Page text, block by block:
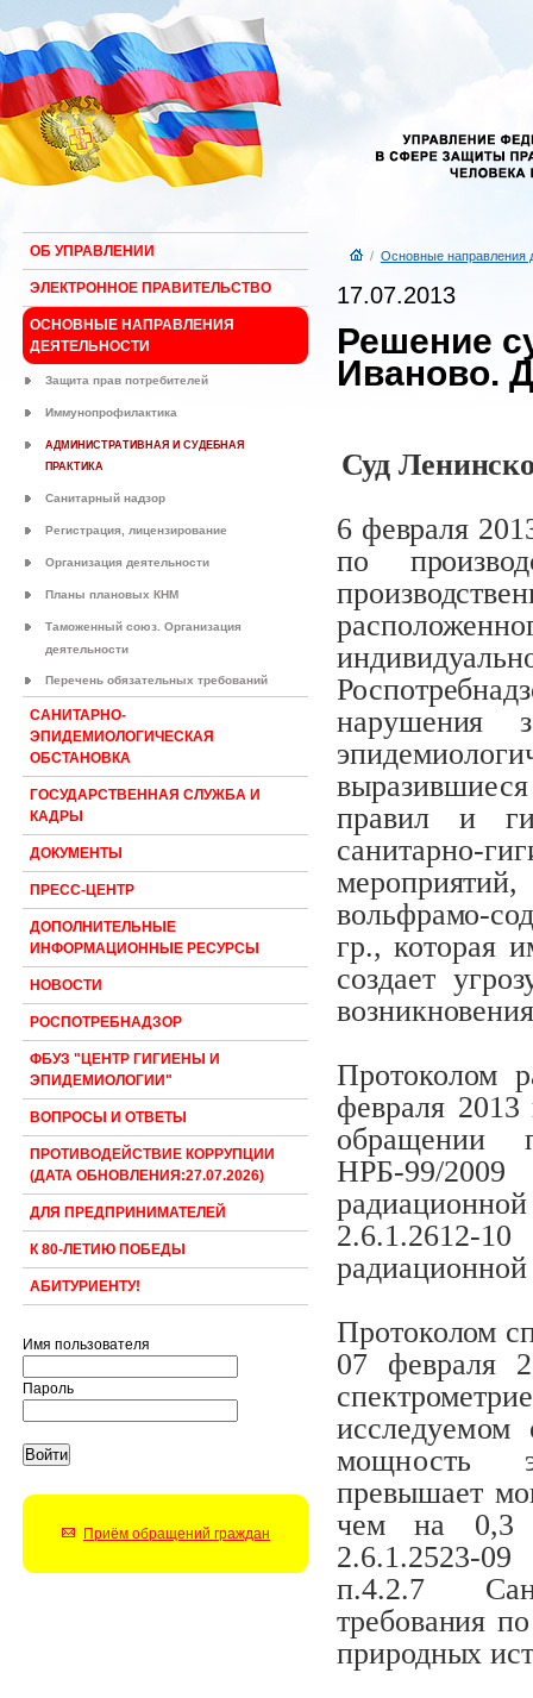
ОБ УПРАВЛЕНИИ
ЭЛЕКТРОННОЕ ПРАВИТЕЛЬСТВО
ОСНОВНЫЕ НАПРАВЛЕНИЯ
ДЕЯТЕЛЬНОСТИ
Защита прав потребителей
Иммунопрофилактика
АДМИНИСТРАТИВНАЯ И СУДЕБНАЯ
ПРАКТИКА
Санитарный надзор
Регистрация, лицензирование
Организация деятельности
Планы плановых КНМ
Таможенный союз. Организация
деятельности
Перечень обязательных требований
САНИТАРНО-
ЭПИДЕМИОЛОГИЧЕСКАЯ
ОБСТАНОВКА
ГОСУДАРСТВЕННАЯ СЛУЖБА И
КАДРЫ
ДОКУМЕНТЫ
ПРЕСС-ЦЕНТР
ДОПОЛНИТЕЛЬНЫЕ
ИНФОРМАЦИОННЫЕ РЕСУРСЫ
НОВОСТИ
РОСПОТРЕБНАДЗОР
ФБУЗ "ЦЕНТР ГИГИЕНЫ И
ЭПИДЕМИОЛОГИИ"
ВОПРОСЫ И ОТВЕТЫ
ПРОТИВОДЕЙСТВИЕ КОРРУПЦИИ
(ДАТА ОБНОВЛЕНИЯ:27.07.2026)
ДЛЯ ПРЕДПРИНИМАТЕЛЕЙ
К 80-ЛЕТИЮ ПОБЕДЫ
АБИТУРИЕНТУ!
Имя пользователя
Пароль
Приём обращений граждан
/ Основные направления
17.07.2013
Решение
Иваново.
Суд
6 февраля
по
нарушения
правил и
санитарно-
вольфрамо-
гр., которая
создает
Протоколом
февраля
обращении
НРБ-99/
2.6.1.2612-
Протоколом
07 февраля
иссле­дуемом
мощность
превышает
чем на 0,3
2.6.1.2523-
п.4.2.7
требования
природных